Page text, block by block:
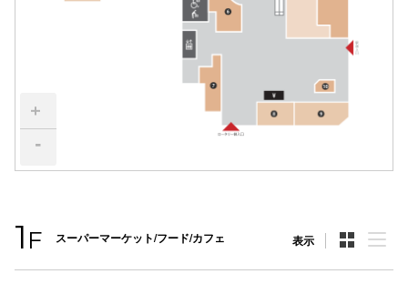
-
+
1 F スーパーマーケット/フード/カフェ 表示
お問い合わせ